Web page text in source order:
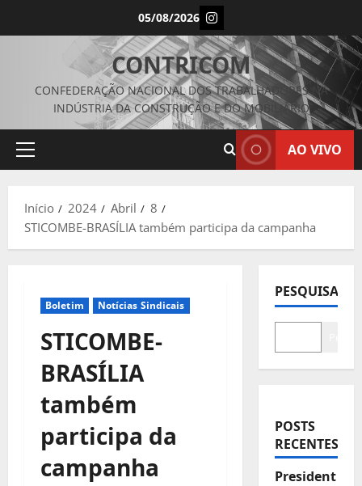
05/08/2026 Instagram
CONTRICOM
CONFEDERAÇÃO NACIONAL DOS TRABALHADORES NA
INDÚSTRIA DA CONSTRUÇÃO E DO MOBILIÁRIO
Menu
AO VIVO
Início 2024 Abril
8
STICOMBE-BRASÍLIA também participa da campanha
Boletim Notícias Sindicais
STICOMBE-
BRASÍLIA
também
participa da
campanha
PESQUISAR
POSTS
RECENTES
President